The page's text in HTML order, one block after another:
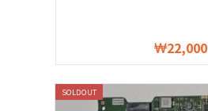
22,000
SOLDOUT